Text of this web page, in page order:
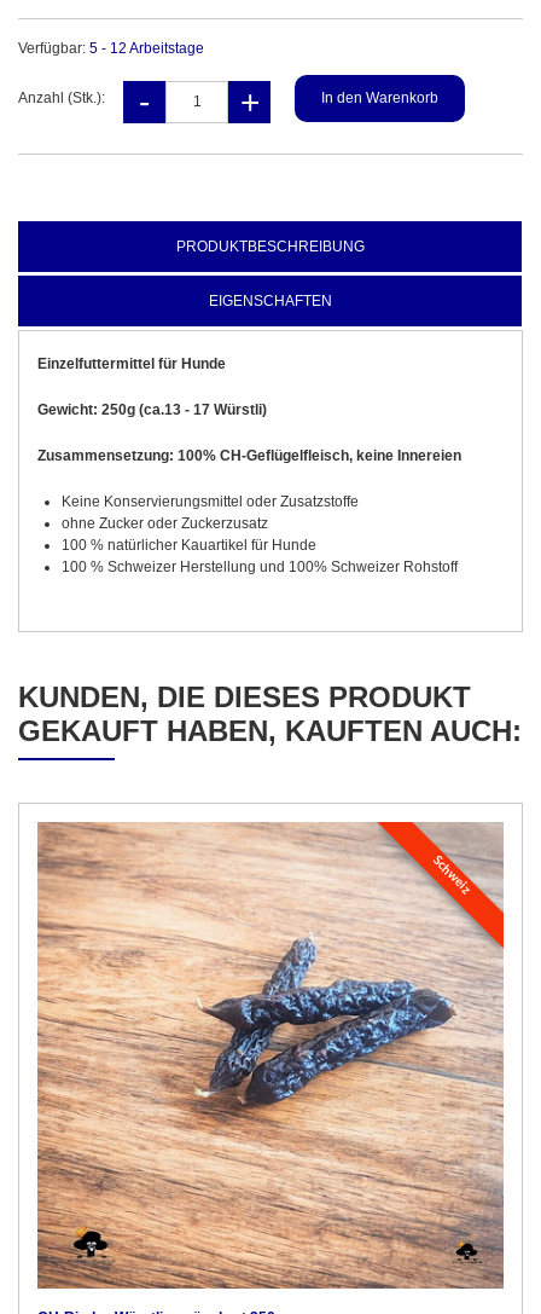
Verfügbar: 5 - 12 Arbeitstage
Anzahl (Stk.):
PRODUKTBESCHREIBUNG
EIGENSCHAFTEN
Einzelfuttermittel für Hunde
Gewicht: 250g (ca.13 - 17 Würstli)
Zusammensetzung: 100% CH-Geflügelfleisch, keine Innereien
Keine Konservierungsmittel oder Zusatzstoffe
ohne Zucker oder Zuckerzusatz
100 % natürlicher Kauartikel für Hunde
100 % Schweizer Herstellung und 100% Schweizer Rohstoff
KUNDEN, DIE DIESES PRODUKT
GEKAUFT HABEN, KAUFTEN AUCH:
Schweiz